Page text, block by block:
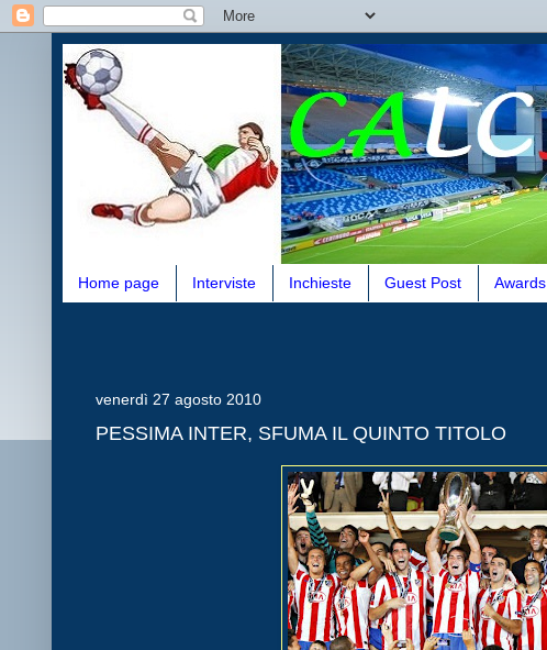
Home page Interviste Inchieste Guest Post Awards
venerdì 27 agosto 2010
PESSIMA INTER, SFUMA IL QUINTO TITOLO